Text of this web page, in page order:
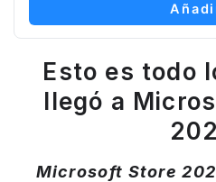
Esto es todo
llegó a
Microsoft Store